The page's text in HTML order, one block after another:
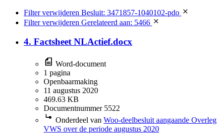
Filter verwijderen Besluit: 3471857-1040102-pdo
Filter verwijderen Gerelateerd aan: 5466
4. Factsheet NLActief.docx
Word-document
1 pagina
Openbaarmaking
11 augustus 2020
469.63 KB
Documentnummer 5522
Onderdeel van Woo-deelbesluit aangaande Overleg
VWS over de periode augustus 2020